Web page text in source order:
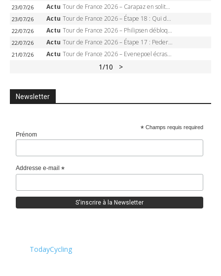
23/07/26 Actu Tour de France 2026 – Carapaz en solitaire à Orcières-Merlette, Paret-Peintre à un point du maillot à pois
23/07/26 Actu Tour de France 2026 – Étape 18 : Qui domptera Orcières-Merlette, première marche vers l’Alpe d’Huez ?
22/07/26 Actu Tour de France 2026 – Philipsen débloque son compteur à Voiron, Pedersen en danger pour le maillot vert
22/07/26 Actu Tour de France 2026 – Étape 17 : Pedersen peut-il verrouiller le maillot vert à Voiron ?
21/07/26 Actu Tour de France 2026 – Evenepoel écrase le chrono d’Évian, Seixas 4e, Lipowitz abandonne
1/10 >
Newsletter
* Champs requis required
Prénom
Addresse e-mail*
TodayCycling